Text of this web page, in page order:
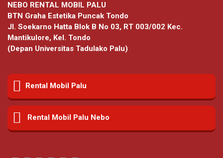
NEBO RENTAL MOBIL PALU
BTN Graha Estetika Puncak Tondo
Jl. Soekarno Hatta Blok B No 03, RT 003/002 Kec.
Mantikulore, Kel. Tondo
(Depan Universitas Tadulako Palu)
Rental Mobil Palu
Rental Mobil Palu Nebo